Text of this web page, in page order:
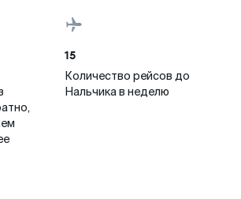
15
Количество рейсов до
Нальчика в неделю